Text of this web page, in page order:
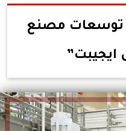
توسعات مصنع